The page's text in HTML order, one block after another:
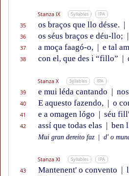
Stanza IX Syllables IPA
35 os braços que llo désse. |
36 os séus braços e déu-llo; |
37 a moça faagó-o, | e tal
38 con el, que des i “fillo” |
Stanza X Syllables IPA
39 e mui léda cantando |
40 E aquesto fazendo, | o
41 e a omagen lógo | séu
42 assí que todas elas | ben
Mui gran dereito faz d' o
Stanza XI Syllables IPA
43 Mantenent' o convento |